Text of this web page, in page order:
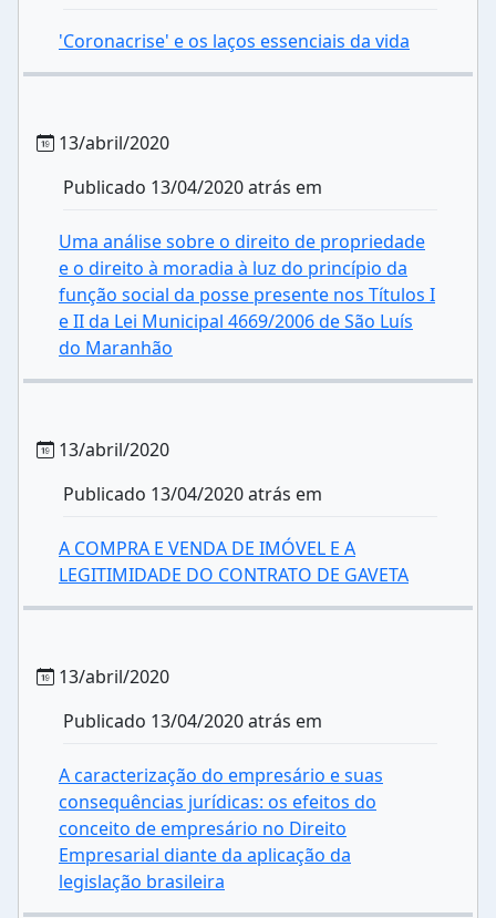
'Coronacrise' e os laços essenciais da vida
13/abril/2020
Publicado 13/04/2020 atrás em
Uma análise sobre o direito de propriedade
e o direito à moradia à luz do princípio da
função social da posse presente nos Títulos I
e II da Lei Municipal 4669/2006 de São Luís
do Maranhão
13/abril/2020
Publicado 13/04/2020 atrás em
A COMPRA E VENDA DE IMÓVEL E A
LEGITIMIDADE DO CONTRATO DE GAVETA
13/abril/2020
Publicado 13/04/2020 atrás em
A caracterização do empresário e suas
consequências jurídicas: os efeitos do
conceito de empresário no Direito
Empresarial diante da aplicação da
legislação brasileira